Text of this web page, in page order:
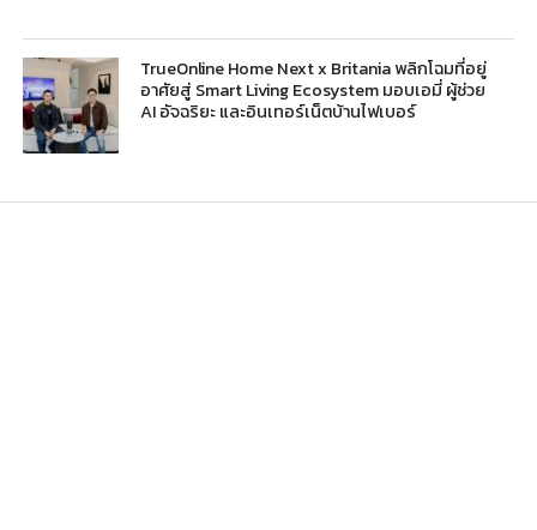
TrueOnline Home Next x Britania พลิกโฉมที่อยู่
อาศัยสู่ Smart Living Ecosystem มอบเอมี่ ผู้ช่วย
AI อัจฉริยะ และอินเทอร์เน็ตบ้านไฟเบอร์